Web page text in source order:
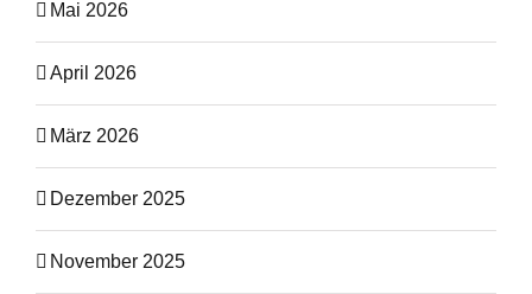
Mai 2026
April 2026
März 2026
Dezember 2025
November 2025